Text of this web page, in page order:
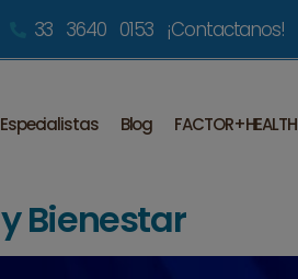
33 3640 0153 ¡Contactanos!
Especialistas Blog FACTOR+HEALTH
Bienestar